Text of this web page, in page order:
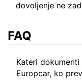
dovoljenje ne
FAQ
Kateri
Europcar, ko